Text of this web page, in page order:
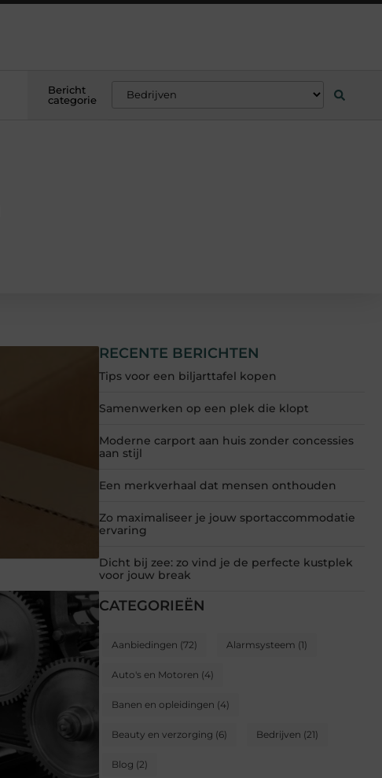
Bericht
categorie
RECENTE BERICHTEN
Tips voor een biljarttafel kopen
Samenwerken op een plek die klopt
Moderne carport aan huis zonder concessies
aan stijl
Een merkverhaal dat mensen onthouden
Zo maximaliseer je jouw sportaccommodatie
ervaring
Dicht bij zee: zo vind je de perfecte kustplek
voor jouw break
CATEGORIEËN
Aanbiedingen (72) Alarmsysteem (1)
Auto's en Motoren (4)
Banen en opleidingen (4)
Beauty en verzorging (6) Bedrijven (21)
Blog (2)